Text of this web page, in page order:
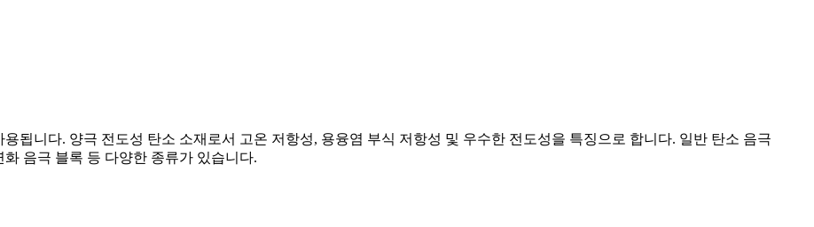
됩니다. 양극 전도성 탄소 소재로서 고온 저항성, 용융염 부식 저항성 및 우수한 전도성을 특징으로 합니다. 일반 탄소 음극
음극 블록 등 다양한 종류가 있습니다.